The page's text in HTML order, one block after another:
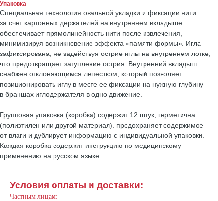
Упаковка
Специальная технология овальной укладки и фиксации нити
за счет картонных держателей на внутреннем вкладыше
обеспечивает прямолинейность нити после извлечения,
минимизируя возникновение эффекта «памяти формы». Игла
зафиксирована, не задействуя острие иглы на внутреннем лотке,
что предотвращает затупление острия. Внутренний вкладыш
снабжен отклоняющимся лепестком, который позволяет
позиционировать иглу в месте ее фиксации на нужную глубину
в браншах иглодержателя в одно движение.
Групповая упаковка (коробка) содержит 12 штук, герметична
(полиэтилен или другой материал), предохраняет содержимое
от влаги и дублирует информацию с индивидуальной упаковки.
Каждая коробка содержит инструкцию по медицинскому
применению на русском языке.
Условия оплаты и доставки:
Частным лицам: